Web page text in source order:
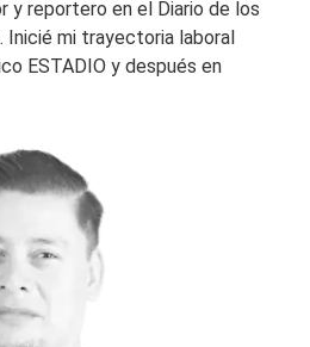
y reportero en el Diario de los
mi trayectoria laboral
ESTADIO y después en